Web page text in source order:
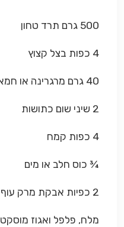
500 גרם תרד טחון
4 כפות בצל קצוץ
40 גרם מרגרינה או חמאה
2 שיני שום כתושות
4 כפות קמח
¾ כוס חלב או מים
2 כפיות אבקת מרק עוף
מלח, פלפל ואגוז מוסקט